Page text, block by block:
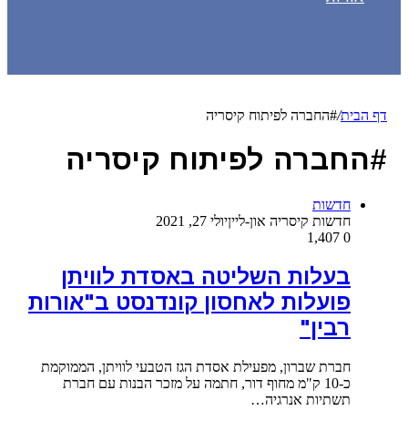
דף הבית/#החברה לפיתוח קיסריה
#החברה לפיתוח קיסריה
חדשות
חדשות קיסריה און-לייןיולי 27, 2021
0
בעלות השליטה באסדת לוויתן
פועלות לאחסון קונדנסט ב"אורות
רבין"
חברת שברון, מפעילת אסדת הגז הטבעי לוויתן, הממוקמת
כ-10 ק"מ מחוף דור, חתמה על מזכר הבנות עם חברת
תשתיות אנרגיה…